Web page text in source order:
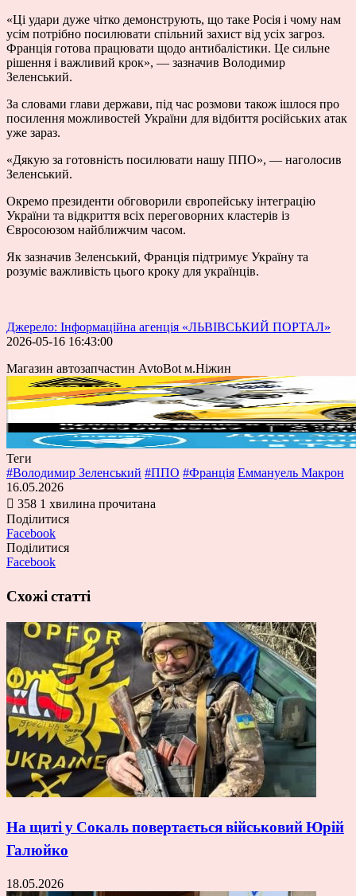
«Ці удари дуже чітко демонструють, що таке Росія і чому нам
усім потрібно посилювати спільний захист від усіх загроз.
Франція готова працювати щодо антибалістики. Це сильне
рішення і важливий крок», — зазначив Володимир
Зеленський.
За словами глави держави, під час розмови також ішлося про
посилення можливостей України для відбиття російських атак
уже зараз.
«Дякую за готовність посилювати нашу ППО», — наголосив
Зеленський.
Окремо президенти обговорили європейську інтеграцію
України та відкриття всіх переговорних кластерів із
Євросоюзом найближчим часом.
Як зазначив Зеленський, Франція підтримує Україну та
розуміє важливість цього кроку для українців.
Джерело: Інформаційна агенція «ЛЬВІВСЬКИЙ ПОРТАЛ»
2026-05-16 16:43:00
Магазин автозапчастин AvtoBot м.Ніжин
Теги
#Володимир Зеленський #ППО #Франція Еммануель Макрон
16.05.2026
358 1 хвилина прочитана
Поділитися
Facebook
Поділитися
Facebook
Схожі статті
На щиті у Сокаль повертається військовий Юрій
Галюйко
18.05.2026